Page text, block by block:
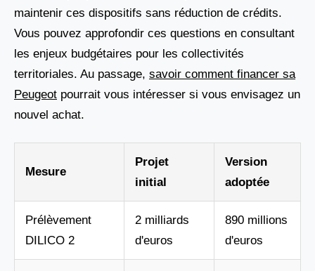
maintenir ces dispositifs sans réduction de crédits.
Vous pouvez approfondir ces questions en consultant
les enjeux budgétaires pour les collectivités
territoriales. Au passage, savoir comment financer sa
Peugeot pourrait vous intéresser si vous envisagez un
nouvel achat.
Mesure
Projet
initial
Version
adoptée
Prélèvement
DILICO 2
2 milliards
d'euros
890 millions
d'euros